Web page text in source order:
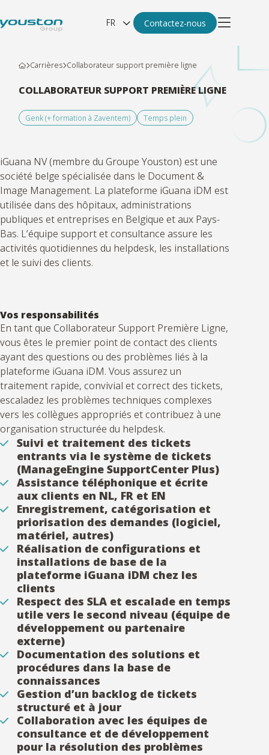
FR Contactez-nous
Carrières Collaborateur support première ligne
COLLABORATEUR SUPPORT PREMIÈRE LIGNE
Genk (+ formation à Zaventem) Temps plein
iGuana NV(membre du Groupe Youston) est une
société belge spécialisée dans le Document &
Image Management. La plateforme iGuana iDM est
utilisée dans des hôpitaux, administrations
publiques et entreprises en Belgique et aux Pays-
Bas. L’équipe support et consultance assure les
activités quotidiennes du helpdesk, les installations
et le suivi des clients.
Vos responsabilités
En tant que Collaborateur Support Première Ligne,
vous êtes le premier point de contact des clients
ayant des questions ou des problèmes liés à la
plateforme iGuana iDM. Vous assurez un
traitement rapide, convivial et correct des tickets,
escaladez les problèmes techniques complexes
vers les collègues appropriés et contribuez à une
organisation structurée du helpdesk.
Suivi et traitement des tickets
entrants via le système de tickets
(ManageEngine SupportCenter Plus)
Assistance téléphonique et écrite
aux clients en NL, FR et EN
Enregistrement, catégorisation et
priorisation des demandes (logiciel,
matériel, autres)
Réalisation de configurations et
installations de base de la
plateforme iGuana iDM chez les
clients
Respect des SLA et escalade en temps
utile vers le second niveau (équipe de
développement ou partenaire
externe)
Documentation des solutions et
procédures dans la base de
connaissances
Gestion d’un backlog de tickets
structuré et à jour
Collaboration avec les équipes de
consultance et de développement
pour la résolution des problèmes